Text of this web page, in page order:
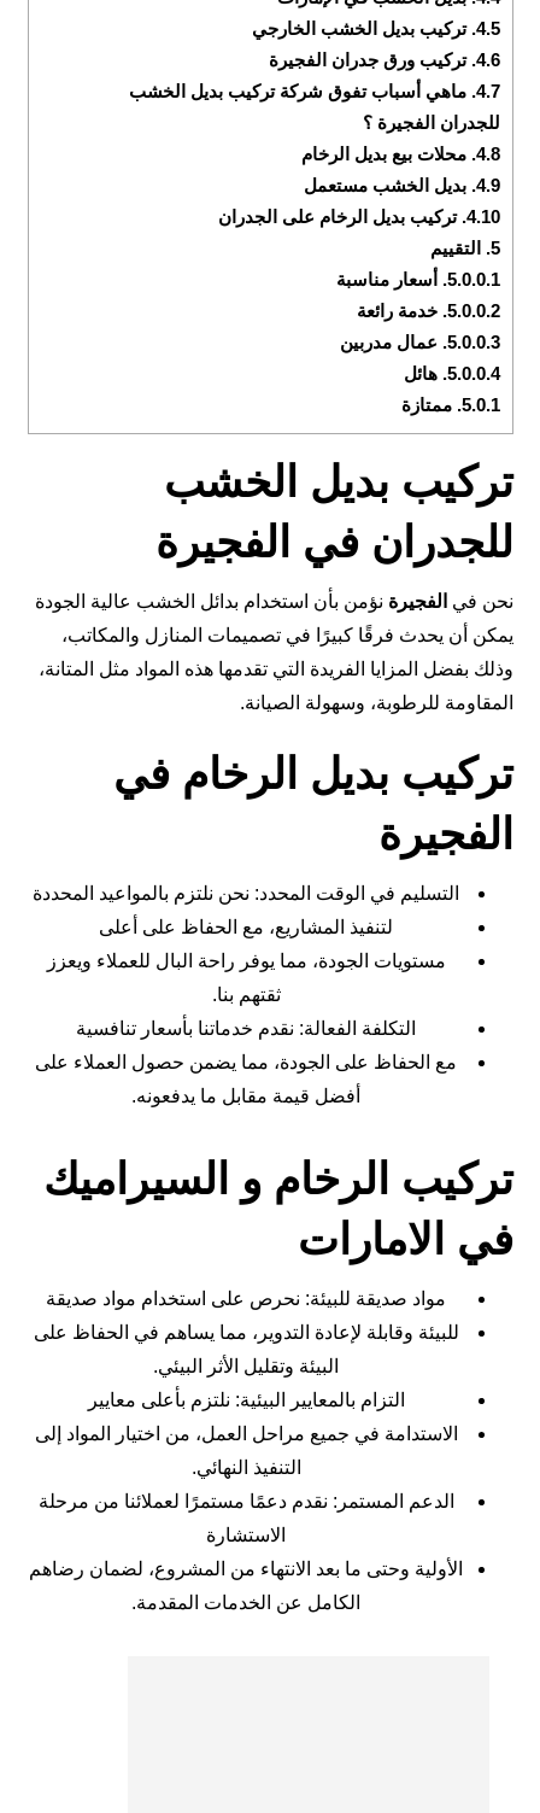
4.5. تركيب بديل الخشب الخارجي
4.6. تركيب ورق جدران الفجيرة
4.7. ماهي أسباب تفوق شركة تركيب بديل الخشب
للجدران الفجيرة ؟
4.8. محلات بيع بديل الرخام
4.9. بديل الخشب مستعمل
4.10. تركيب بديل الرخام على الجدران
5.
التقييم
5.0.0.1. أسعار مناسبة
5.0.0.2. خدمة رائعة
5.0.0.3. عمال مدربين
5.0.0.4. هائل
5.0.1. ممتازة
تركيب بديل الخشب
للجدران في الفجيرة
نحن في الفجيرة نؤمن بأن استخدام بدائل الخشب عالية الجودة
يمكن أن يحدث فرقًا كبيرًا في تصميمات المنازل والمكاتب،
وذلك بفضل المزايا الفريدة التي تقدمها هذه المواد مثل المتانة،
المقاومة للرطوبة، وسهولة الصيانة.
تركيب بديل الرخام في
الفجيرة
التسليم في الوقت المحدد: نحن نلتزم بالمواعيد المحددة
لتنفيذ المشاريع، مع الحفاظ على أعلى
مستويات الجودة، مما يوفر راحة البال للعملاء ويعزز
ثقتهم بنا.
التكلفة الفعالة: نقدم خدماتنا بأسعار تنافسية
مع الحفاظ على الجودة، مما يضمن حصول العملاء على
أفضل قيمة مقابل ما يدفعونه.
تركيب الرخام و السيراميك
في الامارات
مواد صديقة للبيئة: نحرص على استخدام مواد صديقة
للبيئة وقابلة لإعادة التدوير، مما يساهم في الحفاظ على
البيئة وتقليل الأثر البيئي.
التزام بالمعايير البيئية: نلتزم بأعلى معايير
الاستدامة في جميع مراحل العمل، من اختيار المواد إلى
التنفيذ النهائي.
الدعم المستمر: نقدم دعمًا مستمرًا لعملائنا من مرحلة
الاستشارة
الأولية وحتى ما بعد الانتهاء من المشروع، لضمان رضاهم
الكامل عن الخدمات المقدمة.